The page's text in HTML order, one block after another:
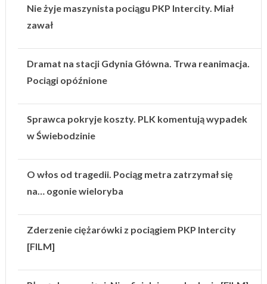
Nie żyje maszynista pociągu PKP Intercity. Miał
zawał
Dramat na stacji Gdynia Główna. Trwa reanimacja.
Pociągi opóźnione
Sprawca pokryje koszty. PLK komentują wypadek
w Świebodzinie
O włos od tragedii. Pociąg metra zatrzymał się
na… ogonie wieloryba
Zderzenie ciężarówki z pociągiem PKP Intercity
[FILM]